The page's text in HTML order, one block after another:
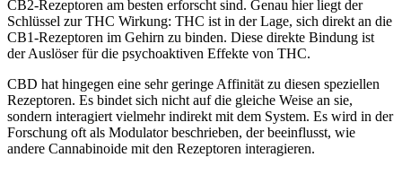
CB2-Rezeptoren am besten erforscht sind. Genau hier liegt der
Schlüssel zur THC Wirkung: THC ist in der Lage, sich direkt an die
CB1-Rezeptoren im Gehirn zu binden. Diese direkte Bindung ist
der Auslöser für die psychoaktiven Effekte von THC.
CBD hat hingegen eine sehr geringe Affinität zu diesen speziellen
Rezeptoren. Es bindet sich nicht auf die gleiche Weise an sie,
sondern interagiert vielmehr indirekt mit dem System. Es wird in der
Forschung oft als Modulator beschrieben, der beeinflusst, wie
andere Cannabinoide mit den Rezeptoren interagieren.